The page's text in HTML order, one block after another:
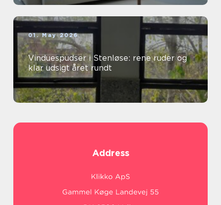
01. May 2026
Vinduespudser i Stenløse: rene ruder og
klar udsigt året rundt
Address